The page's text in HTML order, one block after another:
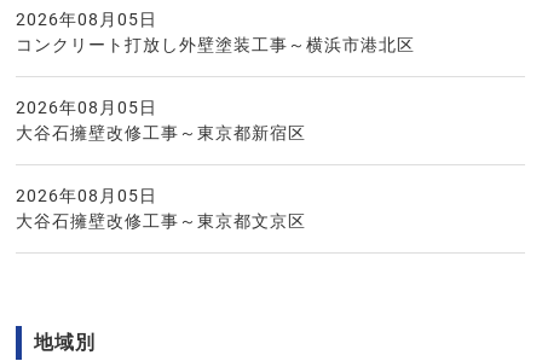
2026年08月05日
コンクリート打放し外壁塗装工事～横浜市港北区
2026年08月05日
大谷石擁壁改修工事～東京都新宿区
2026年08月05日
大谷石擁壁改修工事～東京都文京区
地域別